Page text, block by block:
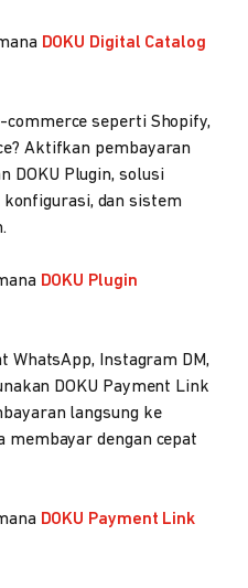
DOKU Digital Catalog
seperti Shopify,
Aktifkan pembayaran
DOKU Plugin, solusi
dan sistem
DOKU Plugin
WhatsApp, Instagram DM,
DOKU Payment Link
langsung ke
membayar dengan cepat
DOKU Payment Link